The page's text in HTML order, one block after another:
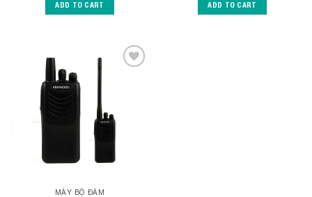
ADD TO CART ADD TO CART
MÁY BỘ ĐÀM